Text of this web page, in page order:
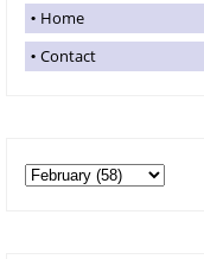
Home
Contact